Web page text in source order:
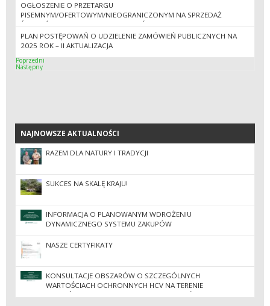
OGŁOSZENIE O PRZETARGU
PISEMNYM/OFERTOWYM/NIEOGRANICZONYM NA SPRZEDAŻ
ŚRODKÓW TRWAŁYCH I PRZEDMIOTÓW NISKOCENNYCH
PLAN POSTĘPOWAŃ O UDZIELENIE ZAMÓWIEŃ PUBLICZNYCH NA
2025 ROK – II AKTUALIZACJA
Poprzedni
Następny
NAJNOWSZE AKTUALNOŚCI
NAJNOWSZE AKTUALNOŚCI
RAZEM DLA NATURY I TRADYCJI
SUKCES NA SKALĘ KRAJU!
INFORMACJA O PLANOWANYM WDROŻENIU
DYNAMICZNEGO SYSTEMU ZAKUPÓW
NASZE CERTYFIKATY
KONSULTACJE OBSZARÓW O SZCZEGÓLNYCH
WARTOŚCIACH OCHRONNYCH HCV NA TERENIE
NADLEŚNICTW REGIONALNEJ DYREKCJI LASÓW